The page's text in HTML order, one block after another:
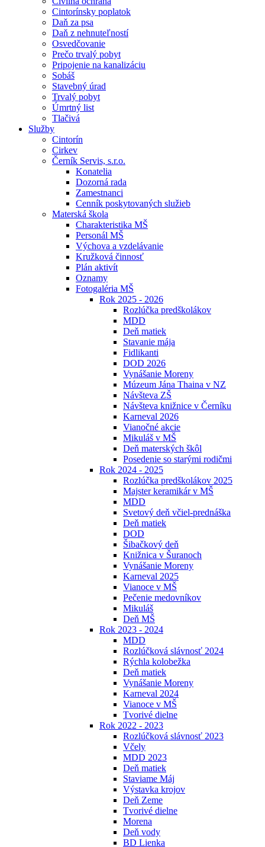
Cintorínsky poplatok
Daň za psa
Daň z nehnuteľností
Osvedčovanie
Prečo trvalý pobyt
Pripojenie na kanalizáciu
Sobáš
Stavebný úrad
Trvalý pobyt
Úmrtný list
Tlačivá
Služby
Cintorín
Cirkev
Černík Servis, s.r.o.
Konatelia
Dozorná rada
Zamestnanci
Cenník poskytovaných služieb
Materská škola
Charakteristika MŠ
Personál MŠ
Výchova a vzdelávanie
Kružková činnosť
Plán aktivít
Oznamy
Fotogaléria MŠ
Rok 2025 - 2026
Rozlúčka predškolákov
MDD
Deň matiek
Stavanie mája
Fidlikanti
DOD 2026
Vynášanie Moreny
Múzeum Jána Thaina v NZ
Návšteva ZŠ
Návšteva knižnice v Černíku
Karneval 2026
Vianočné akcie
Mikuláš v MŠ
Deň materských škôl
Posedenie so starými rodičmi
Rok 2024 - 2025
Rozlúčka predškolákov 2025
Majster keramikár v MŠ
MDD
Svetový deň včiel-prednáška
Deň matiek
DOD
Šibačkový deň
Knižnica v Šuranoch
Vynášanie Moreny
Karneval 2025
Vianoce v MŠ
Pečenie medovníkov
Mikuláš
Deň MŠ
Rok 2023 - 2024
MDD
Rozlúčková slávnosť 2024
Rýchla kolobežka
Deň matiek
Vynášanie Moreny
Karneval 2024
Vianoce v MŠ
Tvorivé dielne
Rok 2022 - 2023
Rozlúčková slávnosť 2023
Včely
MDD 2023
Deň matiek
Staviame Máj
Výstavka krojov
Deň Zeme
Tvorivé dielne
Morena
Deň vody
BD Lienka